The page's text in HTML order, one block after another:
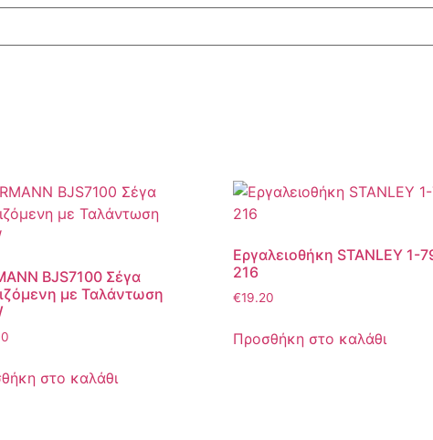
BJS7100 Σέγα
με Ταλάντωση
στο καλάθι
Εργαλειοθήκη STANLEY 1-
216
€19.20
Προσθήκη στο καλάθι